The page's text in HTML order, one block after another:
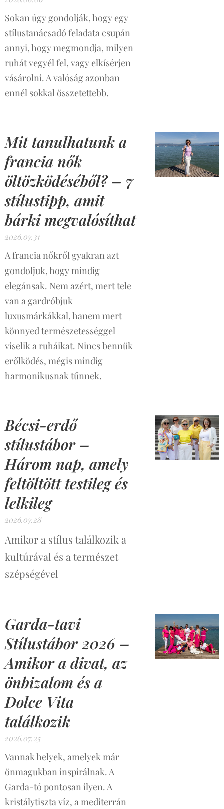
Sokan úgy gondolják, hogy egy
stílustanácsadó feladata csupán
annyi, hogy megmondja, milyen
ruhát vegyél fel, vagy elkísérjen
vásárolni. A valóság azonban
ennél sokkal összetettebb.
Mit tanulhatunk a
francia nők
öltözködéséből? – 7
stílustipp, amit
bárki megvalósíthat
2026.07.31
A francia nőkről gyakran azt
gondoljuk, hogy mindig
elegánsak. Nem azért, mert tele
van a gardróbjuk
luxusmárkákkal, hanem mert
könnyed természetességgel
viselik a ruháikat. Nincs bennük
erőlködés, mégis mindig
harmonikusnak tűnnek.
Bécsi-erdő
stílustábor –
Három nap, amely
feltöltött testileg és
lelkileg
2026.07.28
Amikor a stílus találkozik a
kultúrával és a természet
szépségével
Garda-tavi
Stílustábor 2026 –
Amikor a divat, az
önbizalom és a
Dolce Vita
találkozik
2026.07.25
Vannak helyek, amelyek már
önmagukban inspirálnak. A
Garda-tó pontosan ilyen. A
kristálytiszta víz, a mediterrán